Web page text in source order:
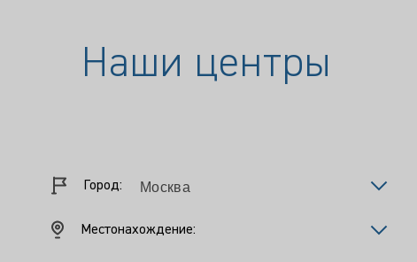
Наши центры
Город:
Местонахождение: